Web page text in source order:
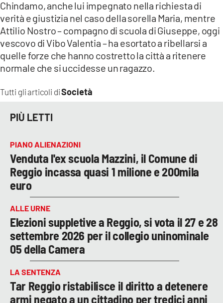
Tutti gli articoli diSocietà
Chindamo, anche lui impegnato nella richiesta di
verità e giustizia nel caso della sorella Maria, mentre
Attilio Nostro – compagno di scuola di Giuseppe, oggi
vescovo di Vibo Valentia – ha esortato a ribellarsi a
quelle forze che hanno costretto la città a ritenere
normale che si uccidesse un ragazzo.
PIÙ LETTI
PIANO ALIENAZIONI
Venduta l'ex scuola Mazzini, il Comune di
Reggio incassa quasi 1 milione e 200mila
euro
ALLE URNE
Elezioni suppletive a Reggio, si vota il 27 e 28
settembre 2026 per il collegio uninominale
05 della Camera
LA SENTENZA
Tar Reggio ristabilisce il diritto a detenere
armi negato a un cittadino per tredici anni